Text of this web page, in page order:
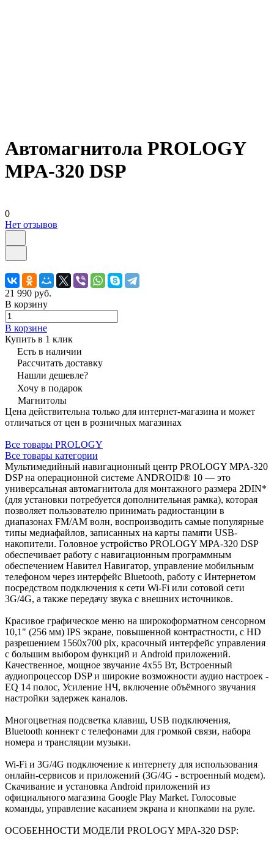
Автомагнитола PROLOGY
MPA-320 DSP
0
Нет отзывов
21 990 руб.
В корзину
В корзине
Купить в 1 клик
Есть в наличии
Рассчитать доставку
Нашли дешевле?
Хочу в подарок
Магнитолы
Цена действительна только для интернет-магазина и может
отличаться от цен в розничных магазинах
Все товары PROLOGY
Все товары категории
Мультимедийный навигационный центр PROLOGY MPA-320
DSP на операционной системе ANDROID® 10 — это
универсальная автомагнитола для монтажного размера 2DIN*
(для установки потребуется дополнительная рамка), которая
позволяет пользователю принимать радиостанции в
диапазонах FM/AM волн, воспроизводить самые популярные
типы медиафайлов, записанных на карты памяти USB-
накопители. Головное устройство PROLOGY MPA-320 DSP
обеспечивает работу с навигационным программным
обеспечением Навител Навигатор, управление мобильным
телефоном через интерфейс Bluetooth, работу c Интернетом
посредством подключения к сети Wi-Fi или сотовой сети
3G/4G, а также передачу звука с внешних источников.
Красивое графическое меню на широкоформатном сенсорном
10,1" (256 мм) IPS экране, повышенной контрастности, с HD
разрешением 1560x700 pix, красочный интерфейс управления
с большим выбором функций и Android приложений.
Качественное, мощное звучание 4x55 Вт, Встроенный
аудиопроцессор DSP и широкие возможности аудио настроек -
EQ 14 полос, Усиление НЧ, включение объёмного звучания
настройки задержек каналов.
Многоцветная подсветка клавиш, USB подключения,
Bluetooth коннект с телефонами для громкой связи, набора
номера и трансляции музыки.
Wi-Fi и 3G/4G подключение к интернету для использования
онлайн-сервисов и приложений (3G/4G - встроенный модем).
Скачивание и установка Android приложений из
официального магазина Google Play Market. Голосовые
команды, управление касанием экрана и кнопками на руле.
ОСОБЕННОСТИ МОДЕЛИ PROLOGY MPA-320 DSP: